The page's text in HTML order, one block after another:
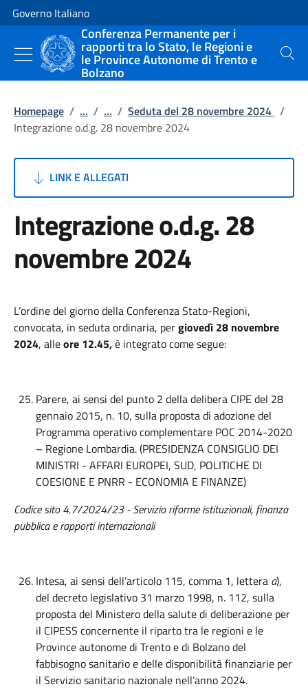
Vai al contenuto
Vai alla navigazione del sito
Governo Italiano
Conferenza Permanente per i
rapporti tra lo Stato, le Regioni e
le Province Autonome di Trento e
Bolzano
Cerca
Homepage / ... / ... / Seduta del 28 novembre 2024 /
Integrazione o.d.g. 28 novembre 2024
LINK E ALLEGATI
Integrazione o.d.g. 28
novembre 2024
L’ordine del giorno della Conferenza Stato-Regioni,
convocata, in seduta ordinaria, pergiovedì 28 novembre
2024, alleore 12.45,è integrato come segue:
Parere, ai sensi del punto 2 della delibera CIPE del 28
gennaio 2015, n. 10, sulla proposta di adozione del
Programma operativo complementare POC 2014-2020
– Regione Lombardia. (PRESIDENZA CONSIGLIO DEI
MINISTRI - AFFARI EUROPEI, SUD, POLITICHE DI
COESIONE E PNRR - ECONOMIA E FINANZE)
Codice sito 4.7/2024/23 - Servizio riforme istituzionali, finanza
pubblica e rapporti internazionali
Intesa, ai sensi dell’articolo 115, comma 1, lettera a),
del decreto legislativo 31 marzo 1998, n. 112, sulla
proposta del Ministero della salute di deliberazione per
il CIPESS concernente il riparto tra le regioni e le
Province autonome di Trento e di Bolzano del
fabbisogno sanitario e delle disponibilità finanziarie per
il Servizio sanitario nazionale nell’anno 2024.